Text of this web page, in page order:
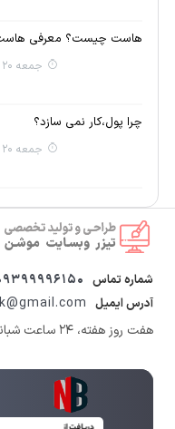
هاست چیست؟ معرفی هاست
جمعه 20 آبان 1401
چرا پول،کار نمی سازد؟
جمعه 20 آبان 1401
شماره تماس
آدرس ایمیل
هفت روز هفته، ۲۴ ساعت شبانه‌روز پاسخگوی شما هستیم.